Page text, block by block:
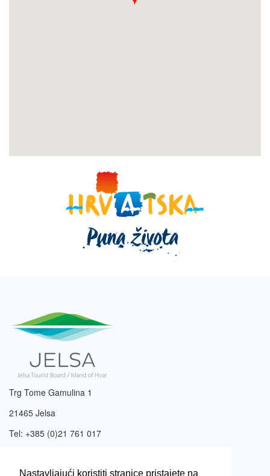
Nastavljajući koristiti stranice pristajete na
Trg Tome Gamulina 1
21465 Jelsa
Tel: +385 (0)21 761 017